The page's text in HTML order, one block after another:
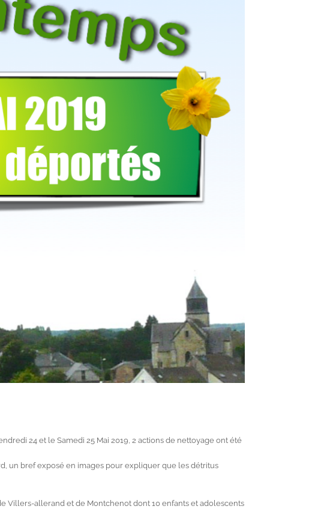
24 et le Samedi 25 Mai 2019, 2 actions de nettoyage ont été
un bref exposé en images pour expliquer que les détritus
Villers-allerand et de Montchenot dont 10 enfants et adolescents